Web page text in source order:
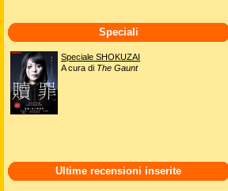
Speciali
Speciale SHOKUZAI
A cura di The Gaunt
Ultime recensioni inserite